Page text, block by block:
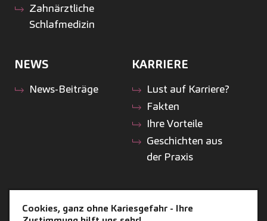
Zahnärztliche
Schlafmedizin
NEWS
News-Beiträge
KARRIERE
Lust auf Karriere?
Fakten
Ihre Vorteile
Geschichten aus
der Praxis
Cookies, ganz ohne Kariesgefahr - Ihre